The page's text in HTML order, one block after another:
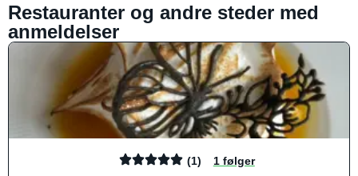
Restauranter og andre steder med
anmeldelser
(1) 1 følger